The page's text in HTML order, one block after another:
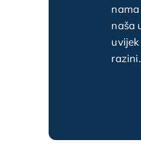
naša
razini.